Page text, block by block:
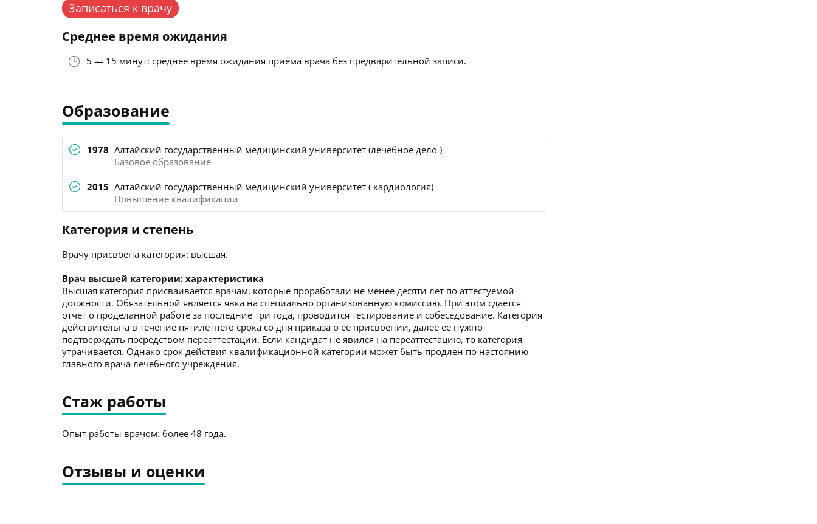
Записаться к врачу
Среднее время ожидания
5 — 15 минут: среднее время ожидания приёма врача без предварительной записи.
Образование
1978 Алтайский государственный медицинский университет (лечебное дело )
Базовое образование
2015 Алтайский государственный медицинский университет ( кардиология)
Повышение квалификации
Категория и степень
Врачу присвоена категория: высшая.
Врач высшей категории: характеристика
Высшая категория присваивается врачам, которые проработали не менее десяти лет по аттестуемой
должности. Обязательной является явка на специально организованную комиссию. При этом сдается
отчет о проделанной работе за последние три года, проводится тестирование и собеседование. Категория
действительна в течение пятилетнего срока со дня приказа о ее присвоении, далее ее нужно
подтверждать посредством переаттестации. Если кандидат не явился на переаттестацию, то категория
утрачивается. Однако срок действия квалификационной категории может быть продлен по настоянию
главного врача лечебного учреждения.
Стаж работы
Опыт работы врачом: более 48 года.
Отзывы и оценки